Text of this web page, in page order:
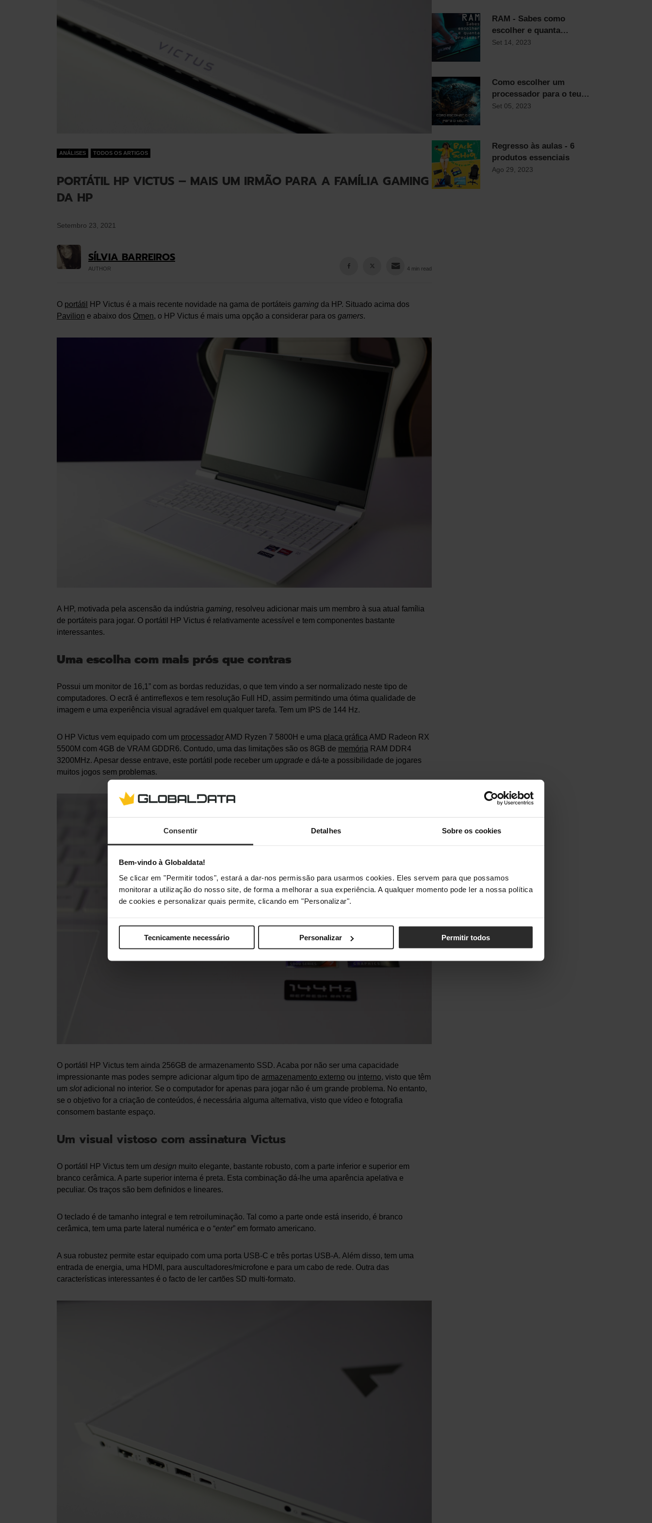
Consentir Detalhes Sobre os cookies
Bem-vindo à Globaldata!
Se clicar em "Permitir todos", estará a dar-nos permissão para usarmos cookies. Eles servem para que possamos
monitorar a utilização do nosso site, de forma a melhorar a sua experiência. A qualquer momento pode ler a nossa política
de cookies e personalizar quais permite, clicando em "Personalizar".
Tecnicamente necessário Personalizar Permitir todos
ANÁLISES TODOS OS ARTIGOS
PORTÁTIL HP VICTUS – MAIS UM IRMÃO PARA A FAMÍLIA GAMING
DA HP
Setembro 23, 2021
SÍLVIA BARREIROS
AUTHOR 4 min read
O portátil HP Victus é a mais recente novidade na gama de portáteis gaming da HP. Situado acima dos
Pavilion e abaixo dos Omen, o HP Victus é mais uma opção a considerar para os gamers.
A HP, motivada pela ascensão da indústria gaming, resolveu adicionar mais um membro à sua atual família
de portáteis para jogar. O portátil HP Victus é relativamente acessível e tem componentes bastante
interessantes.
Uma escolha com mais prós que contras
Possui um monitor de 16,1” com as bordas reduzidas, o que tem vindo a ser normalizado neste tipo de
computadores. O ecrã é antirreflexos e tem resolução Full HD, assim permitindo uma ótima qualidade de
imagem e uma experiência visual agradável em qualquer tarefa. Tem um IPS de 144 Hz.
O HP Victus vem equipado com um processadorAMD Ryzen 7 5800H e uma placa gráfica AMD Radeon RX
5500M com 4GB de VRAM GDDR6. Contudo, uma das limitações são os 8GB de memória RAM DDR4
3200MHz. Apesar desse entrave, este portátil pode receber um upgrade e dá-te a possibilidade de jogares
muitos jogos sem problemas.
O portátil HP Victus tem ainda 256GB de armazenamento SSD. Acaba por não ser uma capacidade
impressionante mas podes sempre adicionar algum tipo de armazenamento externo ou interno, visto que têm
um slotadicional no interior. Se o computador for apenas para jogar não é um grande problema. No entanto,
se o objetivo for a criação de conteúdos, é necessária alguma alternativa, visto que vídeo e fotografia
consomem bastante espaço.
Um visual vistoso com assinatura Victus
O portátil HP Victus tem um design muito elegante, bastante robusto, com a parte inferior e superior em
branco cerâmica. A parte superior interna é preta. Esta combinação dá-lhe uma aparência apelativa e
peculiar. Os traços são bem definidos e lineares.
O teclado é de tamanho integral e tem retroiluminação. Tal como a parte onde está inserido, é branco
cerâmica, tem uma parte lateral numérica e o “enter” em formato americano.
A sua robustez permite estar equipado com uma porta USB-C e três portas USB-A. Além disso, tem uma
entrada de energia, uma HDMI, para auscultadores/microfone e para um cabo de rede. Outra das
características interessantes é o facto de ler cartões SD multi-formato.
RAM - Sabes como
escolher e quanta
precisas?
Set 14, 2023
Como escolher um
processador para o teu
computador
Set 05, 2023
Regresso às aulas - 6
produtos essenciais
Ago 29, 2023